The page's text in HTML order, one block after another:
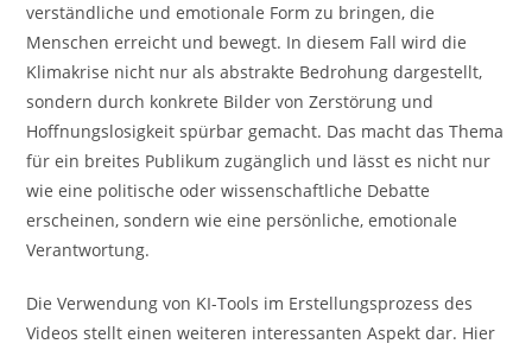
verständliche und emotionale Form zu bringen, die
Menschen erreicht und bewegt. In diesem Fall wird die
Klimakrise nicht nur als abstrakte Bedrohung dargestellt,
sondern durch konkrete Bilder von Zerstörung und
Hoffnungslosigkeit spürbar gemacht. Das macht das Thema
für ein breites Publikum zugänglich und lässt es nicht nur
wie eine politische oder wissenschaftliche Debatte
erscheinen, sondern wie eine persönliche, emotionale
Verantwortung.
Die Verwendung von KI-Tools im Erstellungsprozess des
Videos stellt einen weiteren interessanten Aspekt dar. Hier